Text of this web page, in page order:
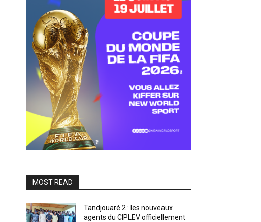
MOST READ
Tandjouaré 2 : les nouveaux
agents du CIPLEV officiellement